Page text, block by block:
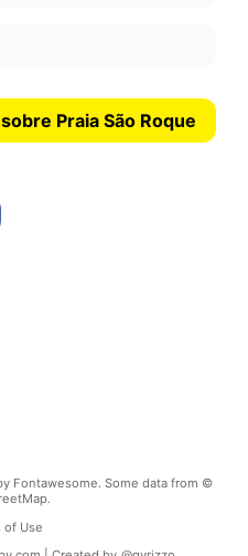
Praia São Roque
Fontawesome. Some data from ©
of Use